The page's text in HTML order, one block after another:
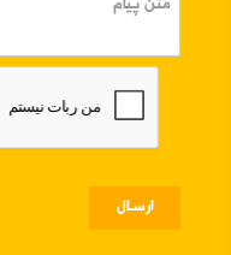
ارسـال